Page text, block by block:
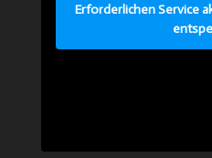
Erforderlichen Service